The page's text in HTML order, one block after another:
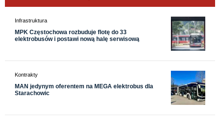
Infrastruktura
MPK Częstochowa rozbuduje flotę do 33
elektrobusów i postawi nową halę serwisową
Kontrakty
MAN jedynym oferentem na MEGA elektrobus dla
Starachowic